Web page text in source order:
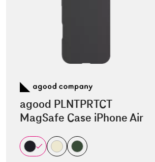
agood PLNTPRTCT
MagSafe Case iPhone Air